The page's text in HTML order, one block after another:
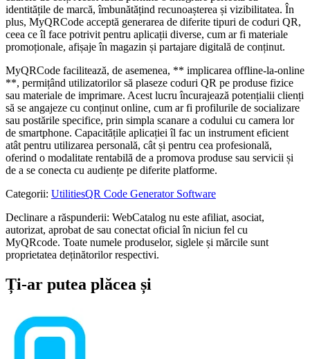
identitățile de marcă, îmbunătățind recunoașterea și vizibilitatea. În
plus, MyQRCode acceptă generarea de diferite tipuri de coduri QR,
ceea ce îl face potrivit pentru aplicații diverse, cum ar fi materiale
promoționale, afișaje în magazin și partajare digitală de conținut.
MyQRCode facilitează, de asemenea, ** implicarea offline-la-online
**, permițând utilizatorilor să plaseze coduri QR pe ​​produse fizice
sau materiale de imprimare. Acest lucru încurajează potențialii clienți
să se angajeze cu conținut online, cum ar fi profilurile de socializare
sau postările specifice, prin simpla scanare a codului cu camera lor
de smartphone. Capacitățile aplicației îl fac un instrument eficient
atât pentru utilizarea personală, cât și pentru cea profesională,
oferind o modalitate rentabilă de a promova produse sau servicii și
de a se conecta cu audiențe pe diferite platforme.
Categorii: UtilitiesQR Code Generator Software
Declinare a răspunderii: WebCatalog nu este afiliat, asociat,
autorizat, aprobat de sau conectat oficial în niciun fel cu
MyQRcode. Toate numele produselor, siglele și mărcile sunt
proprietatea deținătorilor respectivi.
Ți-ar putea plăcea și